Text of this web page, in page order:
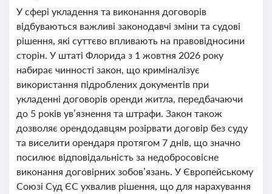
У сфері укладення та виконання договорів
відбуваються важливі законодавчі зміни та судові
рішення, які суттєво впливають на правовідносини
сторін. У штаті Флорида з 1 жовтня 2026 року
набирає чинності закон, що криміналізує
використання підроблених документів при
укладенні договорів оренди житла, передбачаючи
до 5 років ув’язнення та штрафи. Закон також
дозволяє орендодавцям розірвати договір без суду
та виселити орендаря протягом 7 днів, що значно
посилює відповідальність за недобросовісне
виконання договірних зобов’язань. У Європейському
Союзі Суд ЄС ухвалив рішення, що для нарахування